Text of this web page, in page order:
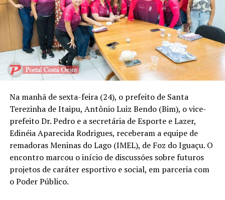
Na manhã de sexta-feira (24), o prefeito de Santa
Terezinha de Itaipu, Antônio Luiz Bendo (Bim), o vice-
prefeito Dr. Pedro e a secretária de Esporte e Lazer,
Edinéia Aparecida Rodrigues, receberam a equipe de
remadoras Meninas do Lago (IMEL), de Foz do Iguaçu. O
encontro marcou o início de discussões sobre futuros
projetos de caráter esportivo e social, em parceria com
o Poder Público.